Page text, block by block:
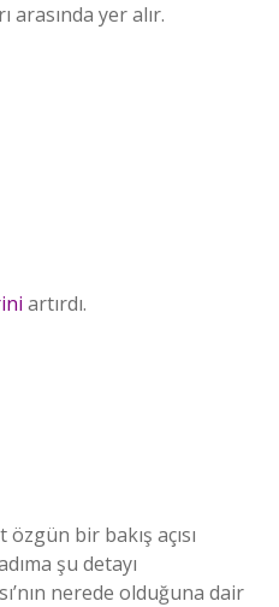
arasında yer alır.
artırdı.
bir bakış açısı
şu detayı
nerede olduğuna dair